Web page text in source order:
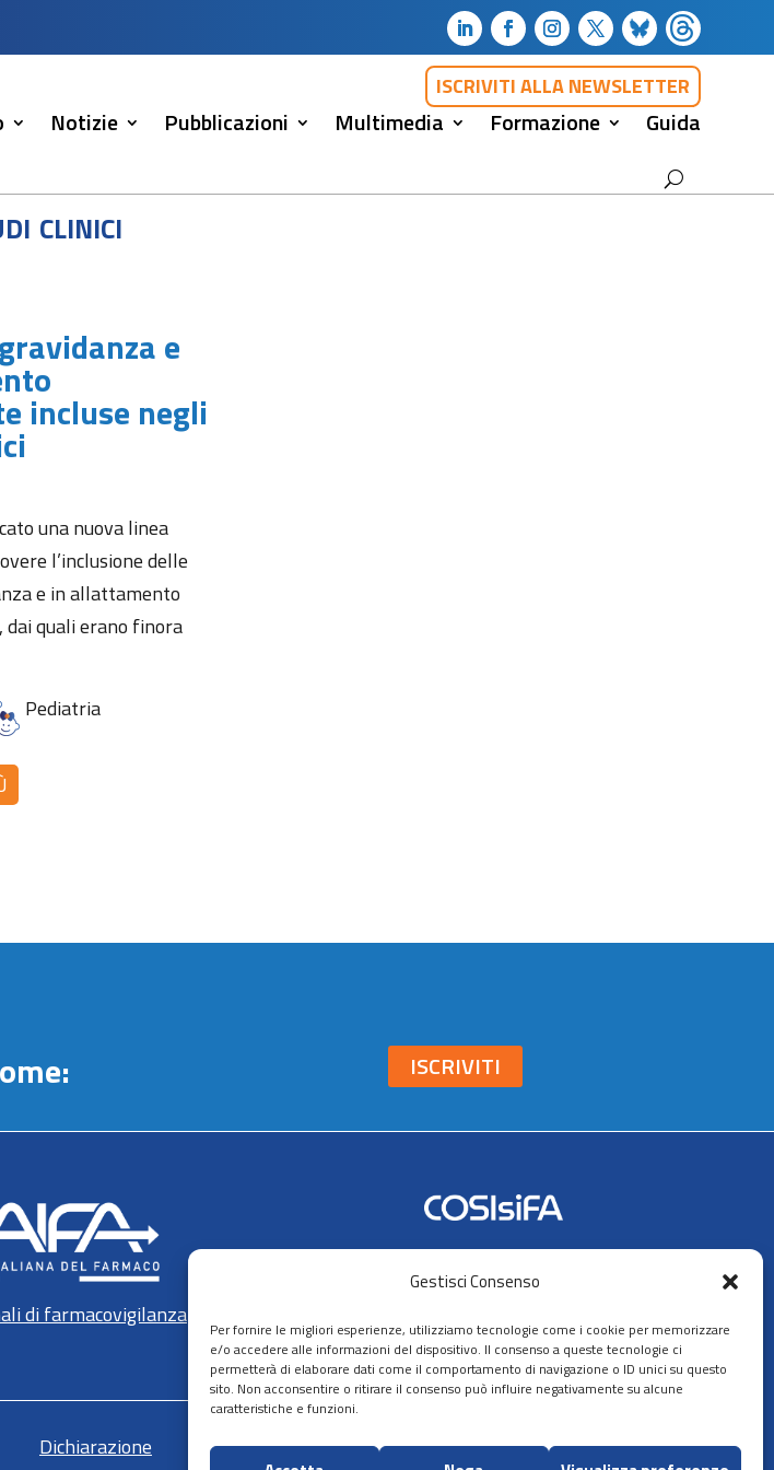
Gestisci Consenso
Per fornire le migliori esperienze, utilizziamo tecnologie come i cookie per memorizzare
e/o accedere alle informazioni del dispositivo. Il consenso a queste tecnologie ci
permetterà di elaborare dati come il comportamento di navigazione o ID unici su questo
sito. Non acconsentire o ritirare il consenso può influire negativamente su alcune
caratteristiche e funzioni.
ISCRIVITI ALLA NEWSLETTER
Notizie Pubblicazioni Multimedia Formazione Guida
clinici
e
incluse negli
una nuova linea
l’inclusione delle
e in allattamento
dai quali erano finora
Pediatria
ISCRIVITI
di farmacovigilanzagestiti da AIFA
Seguici su:
Dichiarazione
Mappa del sito